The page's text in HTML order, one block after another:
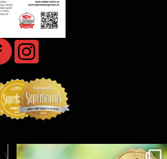
Koření Suncity – autentická BBQ chuť u vás doma!...